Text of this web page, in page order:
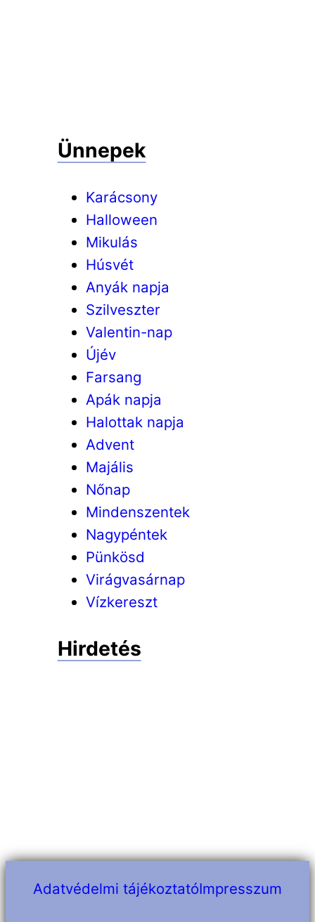
Ünnepek
Karácsony
Halloween
Mikulás
Húsvét
Anyák napja
Szilveszter
Valentin-nap
Újév
Farsang
Apák napja
Halottak napja
Advent
Majális
Nőnap
Mindenszentek
Nagypéntek
Pünkösd
Virágvasárnap
Vízkereszt
Hirdetés
Adatvédelmi tájékoztatóImpresszum